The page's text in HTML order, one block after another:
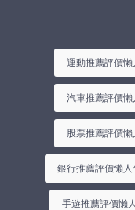
運動推薦評價懶
汽車推薦評價懶
股票推薦評價懶
銀行推薦評價懶人
手遊推薦評價懶